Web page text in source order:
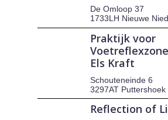
De Omloop 37
1733LH Nieuwe
Praktijk voor
Els Kraft
Schouteneinde 6
3297AT Puttershoek
Reflection of